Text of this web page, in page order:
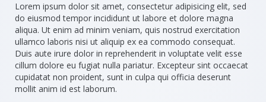
Lorem ipsum dolor sit amet, consectetur adipisicing elit, sed
do eiusmod tempor incididunt ut labore et dolore magna
aliqua. Ut enim ad minim veniam, quis nostrud exercitation
ullamco laboris nisi ut aliquip ex ea commodo consequat.
Duis aute irure dolor in reprehenderit in voluptate velit esse
cillum dolore eu fugiat nulla pariatur. Excepteur sint occaecat
cupidatat non proident, sunt in culpa qui officia deserunt
mollit anim id est laborum.